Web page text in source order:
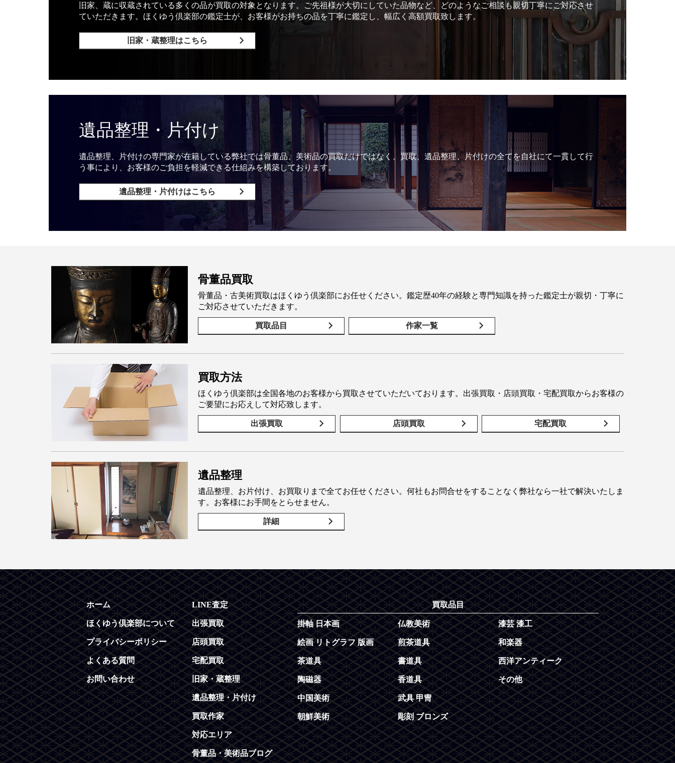
旧家、蔵に収蔵されている多くの品が買取の対象となります。ご先祖様が大切にしていた品物など、どのようなご相談も親切丁寧にご対応させ
ていただきます。ほくゆう倶楽部の鑑定士が、お客様がお持ちの品を丁寧に鑑定し、幅広く高額買取致します。
旧家・蔵整理はこちら
遺品整理・片付け
遺品整理、片付けの専門家が在籍している弊社では骨董品、美術品の買取だけではなく、買取、遺品整理、片付けの全てを自社にて一貫して行
う事により、お客様のご負担を軽減できる仕組みを構築しております。
遺品整理・片付けはこちら
骨董品買取
骨董品・古美術買取はほくゆう倶楽部にお任せください。鑑定歴40年の経験と専門知識を持った鑑定士が親切・丁寧に
ご対応させていただきます。
買取品目 作家一覧
買取方法
ほくゆう倶楽部は全国各地のお客様から買取させていただいております。出張買取・店頭買取・宅配買取からお客様の
ご要望にお応えして対応致します。
出張買取 店頭買取 宅配買取
遺品整理
遺品整理、お片付け、お買取りまで全てお任せください。何社もお問合せをすることなく弊社なら一社で解決いたしま
す。お客様にお手間をとらせません。
詳細
ホーム
ほくゆう倶楽部について
プライバシーポリシー
よくある質問
お問い合わせ
LINE査定
出張買取
店頭買取
宅配買取
旧家・蔵整理
遺品整理・片付け
買取作家
対応エリア
骨董品・美術品ブログ
買取品目
掛軸 日本画
絵画 リトグラフ 版画
茶道具
陶磁器
中国美術
朝鮮美術
仏教美術
煎茶道具
書道具
香道具
武具 甲冑
彫刻 ブロンズ
漆芸 漆工
和楽器
西洋アンティーク
その他